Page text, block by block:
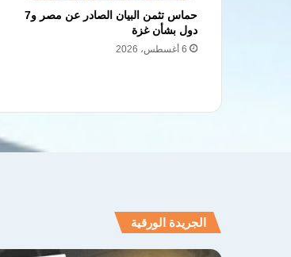
حماس تثمن البيان الصادر عن مصر و7
دول بشأن غزة
6 أغسطس، 2026
الجريدة الورقية